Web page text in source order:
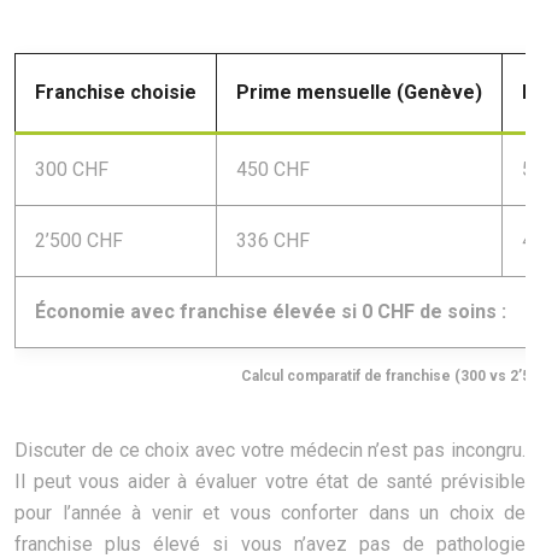
Calcul comparatif de franchise (300 vs
Franchise choisie Prime mensuelle (Genève)
300 CHF 450 CHF
2’500 CHF 336 CHF
Économie avec franchise élevée si 0 CHF de soins :
Discuter de ce choix avec votre médecin n’est pas incongru.
Il peut vous aider à évaluer votre état de santé prévisible
pour l’année à venir et vous conforter dans un choix de
franchise plus élevé si vous n’avez pas de pathologie